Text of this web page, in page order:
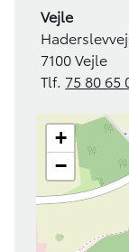
Vejle
Haderslevvej
7100 Vejle
Tlf. 75 80 65